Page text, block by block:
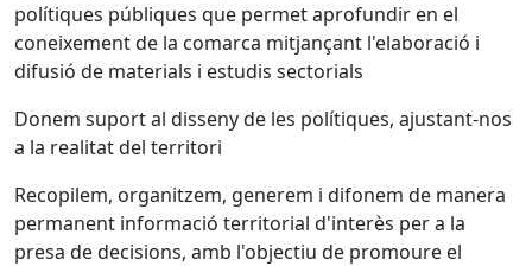
polítiques públiques que permet aprofundir en el
coneixement de la comarca mitjançant l'elaboració i
difusió de materials i estudis sectorials
Donem suport al disseny de les polítiques, ajustant-nos
a la realitat del territori
Recopilem, organitzem, generem i difonem de manera
permanent informació territorial d'interès per a la
presa de decisions, amb l'objectiu de promoure el